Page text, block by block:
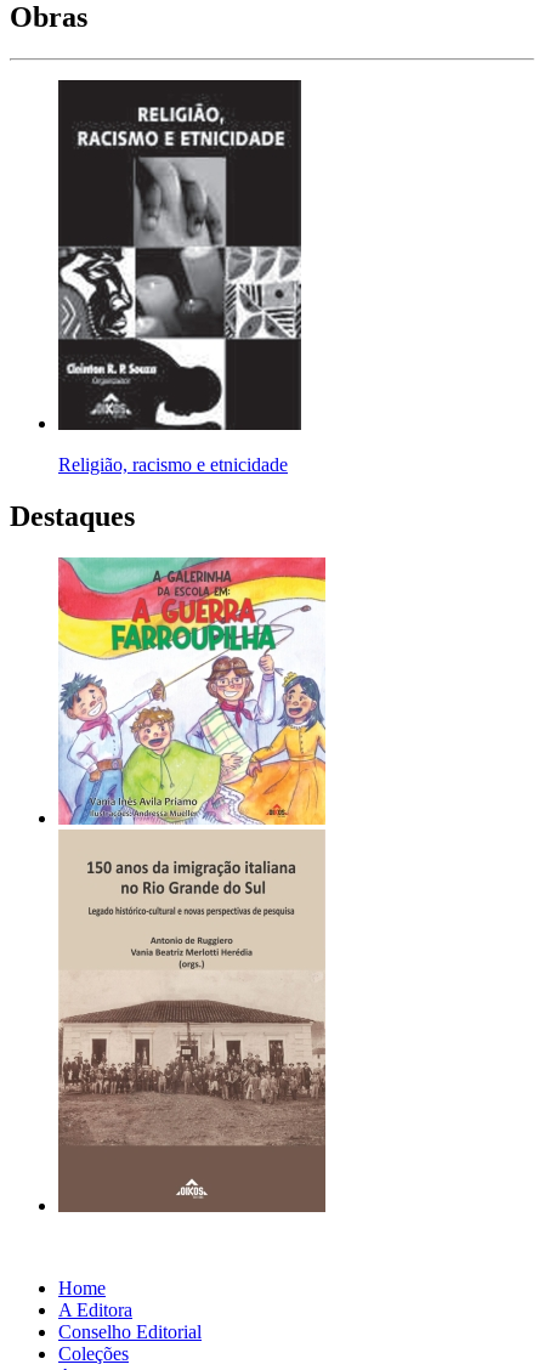
Obras
Religião, racismo e etnicidade
Destaques
Home
A Editora
Conselho Editorial
Coleções